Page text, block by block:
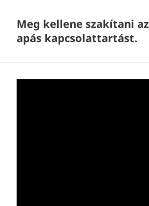
Meg kellene szakítani az
apás kapcsolattartást.